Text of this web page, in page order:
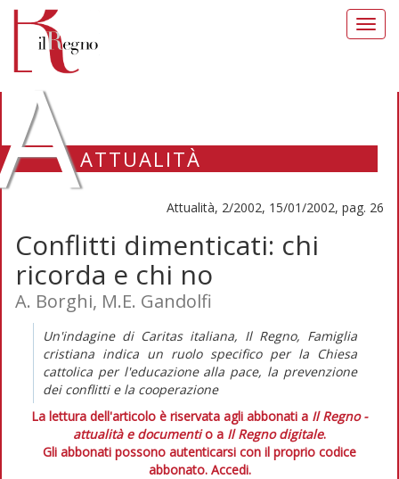
ATTUALITÀ
Attualità, 2/2002, 15/01/2002, pag. 26
Conflitti dimenticati: chi
ricorda e chi no
A. Borghi, M.E. Gandolfi
Un'indagine di Caritas italiana, Il Regno, Famiglia
cristiana indica un ruolo specifico per la Chiesa
cattolica per l'educazione alla pace, la prevenzione
dei conflitti e la cooperazione
La lettura dell'articolo è riservata agli abbonati a Il Regno -
attualità e documentio a Il Regno digitale.
Gli abbonati possono autenticarsi con il proprio codice
abbonato. Accedi.